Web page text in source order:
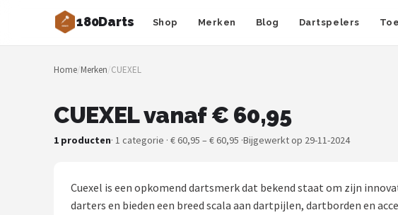
180Darts Shop Merken Blog Dartspelers
Zoeken
NAVIGATIE
Merken
Dartspelers
Home/Merken/CUEXEL
CUEXEL vanaf € 60,95
1 producten· 1 categorie · € 60,95 – € 60,95 ·Bijgewerkt op 29-11-2024
Cuexel is een opkomend dartsmerk dat bekend staat om zijn
darters en bieden een breed scala aan dartpijlen, dartborden en